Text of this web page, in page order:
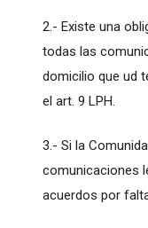
2.- Existe una
todas las
domicilio que ud
el art. 9 LPH.
3.- Si la
comunicaciones
acuerdos por